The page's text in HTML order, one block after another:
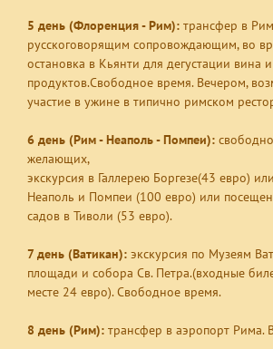
5 день (Флоренция - Рим): трансфер в
русскоговорящим сопровождающим, во
остановка в Кьянти для дегустации вина
продуктов.Свободное время. Вечером,
участие в ужине в типично римском
6 день (Рим - Неаполь - Помпеи):
желающих,
экскурсия в Галлерею Боргезе(43 евро) или
Неаполь и Помпеи (100 евро) или
садов в Тиволи (53 евро).
7 день (Ватикан): экскурсия по Музеям
площади и собора Св. Петра.(входные
месте 24 евро). Свободное время.
8 день (Рим): трансфер в аэропорт Рима.